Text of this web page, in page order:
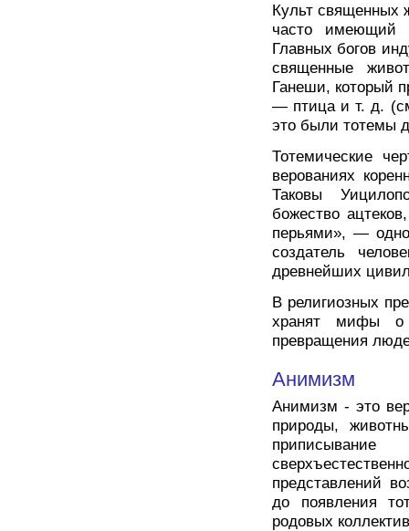
Культ священных
часто имеющий
Главных богов
священные
Ганеши, который
— птица и т. д.
это были тотемы
Тотемические
верованиях
Таковы
божество
перьями», —
создатель
древнейших
В религиозных
хранят мифы о
превращения
Анимизм
Анимизм - это
природы,
представлений
до появления
родовых